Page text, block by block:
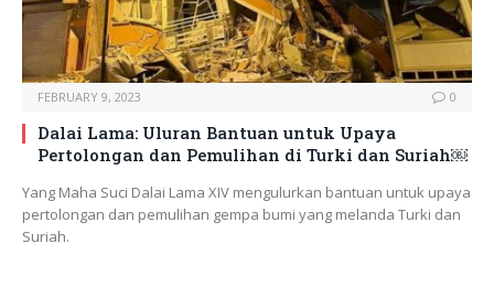
FEBRUARY 9, 2023 0
Dalai Lama: Uluran Bantuan untuk Upaya
Pertolongan dan Pemulihan di Turki dan Suriah￼
Yang Maha Suci Dalai Lama XIV mengulurkan bantuan untuk upaya
pertolongan dan pemulihan gempa bumi yang melanda Turki dan
Suriah.